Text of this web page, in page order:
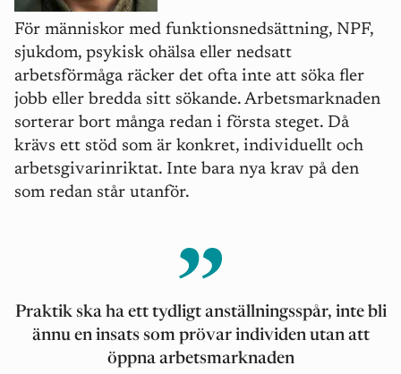
För människor med funktionsnedsättning, NPF,
sjukdom, psykisk ohälsa eller nedsatt
arbetsförmåga räcker det ofta inte att söka fler
jobb eller bredda sitt sökande. Arbetsmarknaden
sorterar bort många redan i första steget. Då
krävs ett stöd som är konkret, individuellt och
arbetsgivarinriktat. Inte bara nya krav på den
som redan står utanför.
Praktik skaha ett tydligt anställningsspår, inte bli
ännu en insats som prövar individen utan att
öppna arbetsmarknaden